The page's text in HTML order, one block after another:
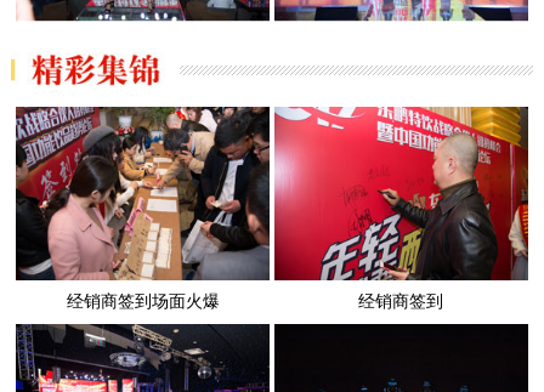
经销商签到场面火爆 经销商签到